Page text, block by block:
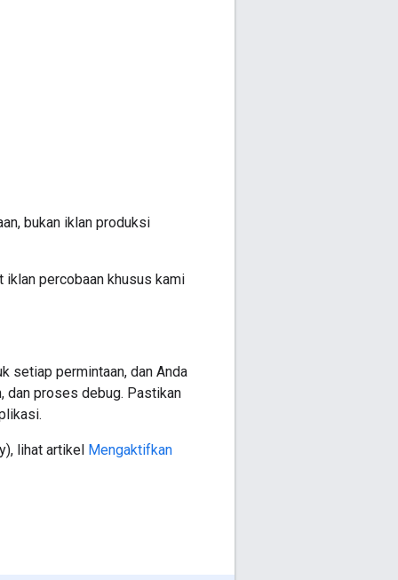
bukan iklan produksi
iklan percobaan khusus kami
setiap permintaan, dan Anda
dan proses debug. Pastikan
, lihat artikel Mengaktifkan